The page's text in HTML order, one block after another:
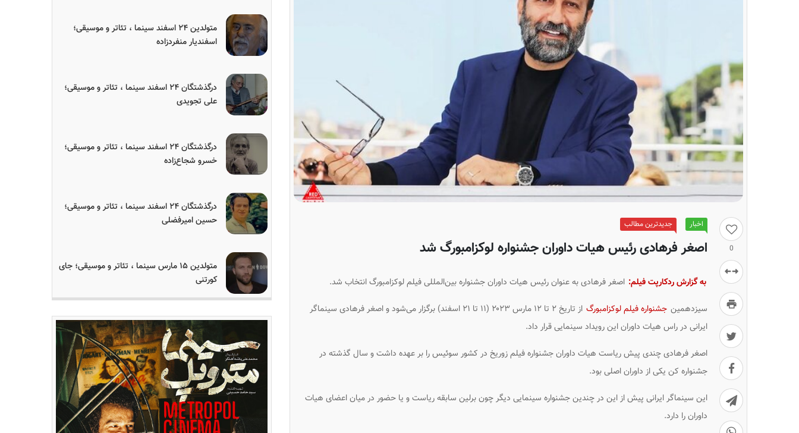
0
اخبار جدیدترین مطالب
اصغر فرهادی رئیس هیات داوران جشنواره لوکزامبورگ شد
به گزارش ردکارپت فیلم: اصغر فرهادی به عنوان رئیس هیات داوران جشنواره بین‌المللی فیلم لوکزامبورگ انتخاب شد.
سیزدهمین جشنواره فیلم لوکزامبورگ
از تاریخ ۲ تا ۱۲ مارس ۲۰۲۳ (۱۱ تا ۲۱ اسفند) برگزار می‌شود و اصغر فرهادی سینماگر
ایرانی در راس هیات داوران این رویداد سینمایی قرار داد.
اصغر فرهادی چندی پیش ریاست هیات داوران جشنواره فیلم زوریخ در کشور سوئیس را بر عهده داشت و سال گذشته در
جشنواره کن یکی از داوران اصلی بود.
این سینماگر ایرانی پیش از این در چندین جشنواره سینمایی دیگر چون برلین سابقه ریاست و یا حضور در میان اعضای هیات
داوران را دارد.
متولدین ۲۴ اسفند سینما ، تئاتر و موسیقی؛
اسفندیار منفردزاده
درگذشتگان ۲۴ اسفند سینما ، تئاتر و موسیقی؛
علی تجویدی
درگذشتگان ۲۴ اسفند سینما ، تئاتر و موسیقی؛
خسرو شجاع‌زاده
درگذشتگان ۲۴ اسفند سینما ، تئاتر و موسیقی؛
حسین امیرفضلی
متولدین ۱۵ مارس سینما ، تئاتر و موسیقی؛ جای
کورتنی